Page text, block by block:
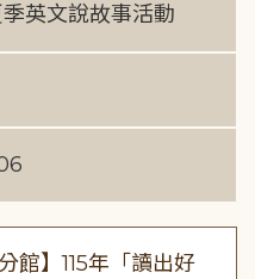
英文說故事活動
館】115年「讀出好